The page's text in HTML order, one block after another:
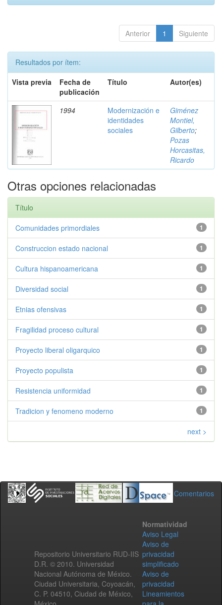
Anterior 1 Siguiente
Resultados por ítem:
Vista previa
Fecha de
publicación
Título Autor(es)
1994
Modernización e
identidades
sociales
Giménez
Montiel,
Gilberto;
Pozas
Horcasitas,
Ricardo
Otras opciones relacionadas
Título
1
Comunidades primordiales
1
Construccion estado nacional
1
Cultura hispanoamericana
1
Diversidad social
1
Etnias ofensivas
1
Fragilidad proceso cultural
1
Proyecto liberal oligarquico
1
Proyecto populista
1
Resistencia uniformidad
1
Tradicion y fenomeno moderno
next >
Comentarios
Repositorio Universitario RUD-IIS
D.R. © 2010. Universidad
Nacional Autónoma de México.
Ciudad Universitaria, Coyoacán,
C. P. 04510, Ciudad de México,
Normatividad
Aviso Legal
Aviso de
privacidad
simplificado
Aviso de
privacidad
Lineamientos